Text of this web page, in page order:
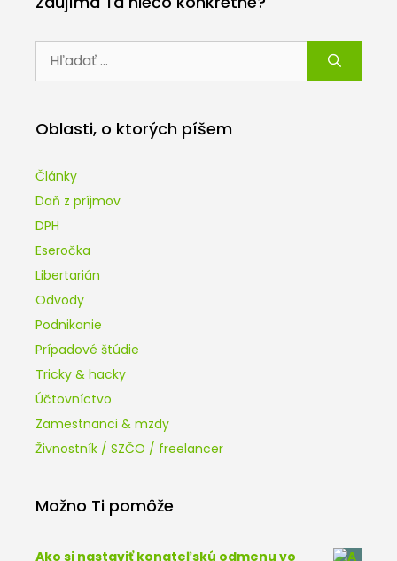
Oblasti, o ktorých píšem
Články
Daň z príjmov
DPH
Eseročka
Libertarián
Odvody
Podnikanie
Prípadové štúdie
Tricky & hacky
Účtovníctvo
Zamestnanci & mzdy
Živnostník / SZČO / freelancer
Možno Ti pomôže
Ako si nastaviť konateľskú odmenu vo